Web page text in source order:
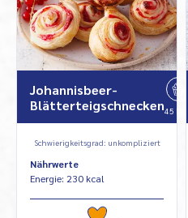
Johannisbeer-
Blätterteigschnecken45 Min.
Schwierigkeitsgrad: unkompliziert
Nährwerte
Energie: 230 kcal